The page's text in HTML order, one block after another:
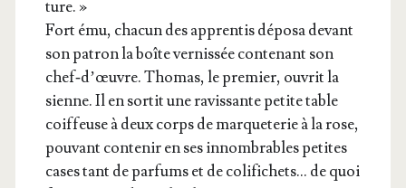
ture. »
Fort ému, cha­cun des appren­tis dépo­sa devant
son patron la boîte ver­nis­sée conte­nant son
chef‑d’œuvre. Tho­mas, le pre­mier, ouvrit la
sienne. Il en sor­tit une ravis­sante petite table
coif­feuse à deux corps de mar­que­te­rie à la rose,
pou­vant conte­nir en ses innom­brables petites
cases tant de par­fums et de coli­fi­chets… de quoi